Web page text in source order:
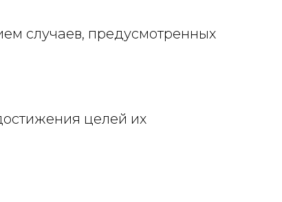
случаев, предусмотренных
целей их